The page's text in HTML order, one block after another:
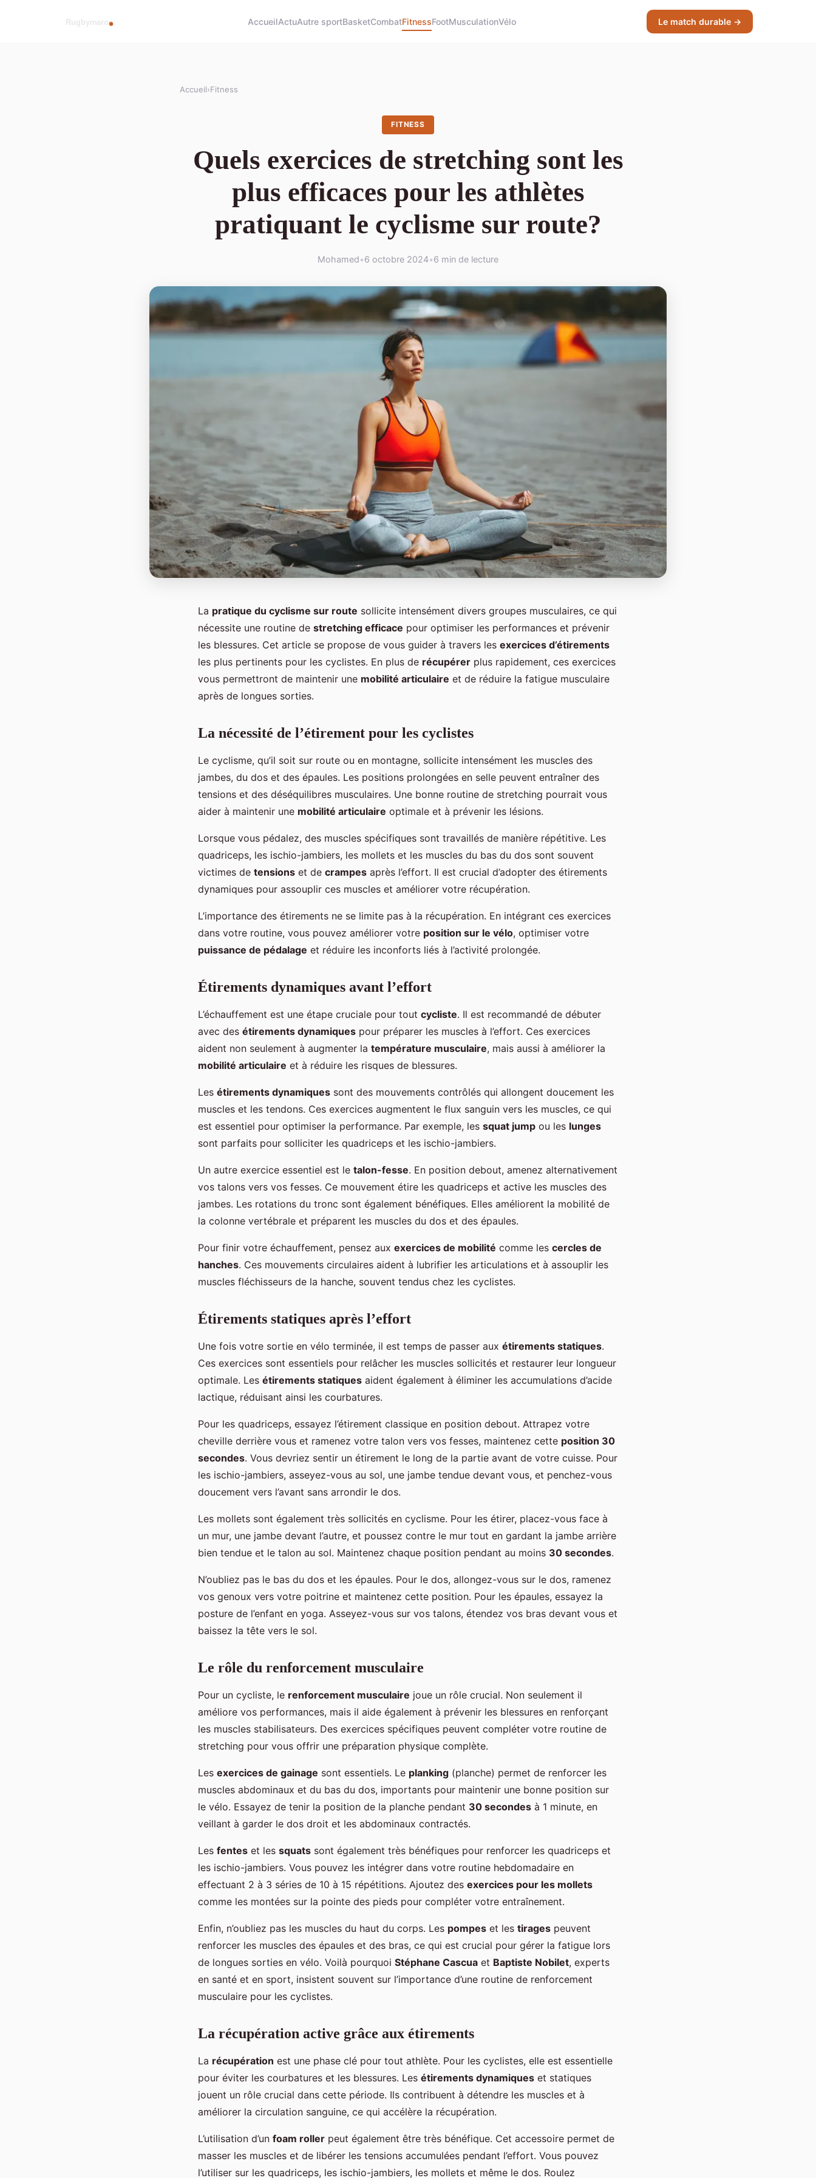
AccueilActuAutre sportBasketCombatFitnessFootMusculationVélo Le match durable →
Accueil›Fitness
FITNESS
Quels exercices de stretching sont les
plus efficaces pour les athlètes
pratiquant le cyclisme sur route?
Mohamed•6 octobre 2024•6 min de lecture
La pratique du cyclisme sur route sollicite intensément divers groupes musculaires, ce qui
nécessite une routine de stretching efficace pour optimiser les performances et prévenir
les blessures. Cet article se propose de vous guider à travers les exercices d’étirements
les plus pertinents pour les cyclistes. En plus de récupérer plus rapidement, ces exercices
vous permettront de maintenir une mobilité articulaire et de réduire la fatigue musculaire
après de longues sorties.
La nécessité de l’étirement pour les cyclistes
Le cyclisme, qu’il soit sur route ou en montagne, sollicite intensément les muscles des
jambes, du dos et des épaules. Les positions prolongées en selle peuvent entraîner des
tensions et des déséquilibres musculaires. Une bonne routine de stretching pourrait vous
aider à maintenir une mobilité articulaire optimale et à prévenir les lésions.
Lorsque vous pédalez, des muscles spécifiques sont travaillés de manière répétitive. Les
quadriceps, les ischio-jambiers, les mollets et les muscles du bas du dos sont souvent
victimes de tensions et de crampes après l’effort. Il est crucial d’adopter des étirements
dynamiques pour assouplir ces muscles et améliorer votre récupération.
L’importance des étirements ne se limite pas à la récupération. En intégrant ces exercices
dans votre routine, vous pouvez améliorer votre position sur le vélo, optimiser votre
puissance de pédalage et réduire les inconforts liés à l’activité prolongée.
Étirements dynamiques avant l’effort
L’échauffement est une étape cruciale pour tout cycliste. Il est recommandé de débuter
avec des étirements dynamiques pour préparer les muscles à l’effort. Ces exercices
aident non seulement à augmenter la température musculaire, mais aussi à améliorer la
mobilité articulaire et à réduire les risques de blessures.
Les étirements dynamiques sont des mouvements contrôlés qui allongent doucement les
muscles et les tendons. Ces exercices augmentent le flux sanguin vers les muscles, ce qui
est essentiel pour optimiser la performance. Par exemple, les squat jump ou les lunges
sont parfaits pour solliciter les quadriceps et les ischio-jambiers.
Un autre exercice essentiel est le talon-fesse. En position debout, amenez alternativement
vos talons vers vos fesses. Ce mouvement étire les quadriceps et active les muscles des
jambes. Les rotations du tronc sont également bénéfiques. Elles améliorent la mobilité de
la colonne vertébrale et préparent les muscles du dos et des épaules.
Pour finir votre échauffement, pensez aux exercices de mobilité comme les cercles de
hanches. Ces mouvements circulaires aident à lubrifier les articulations et à assouplir les
muscles fléchisseurs de la hanche, souvent tendus chez les cyclistes.
Étirements statiques après l’effort
Une fois votre sortie en vélo terminée, il est temps de passer aux étirements statiques.
Ces exercices sont essentiels pour relâcher les muscles sollicités et restaurer leur longueur
optimale. Les étirements statiques aident également à éliminer les accumulations d’acide
lactique, réduisant ainsi les courbatures.
Pour les quadriceps, essayez l’étirement classique en position debout. Attrapez votre
cheville derrière vous et ramenez votre talon vers vos fesses, maintenez cette position 30
secondes. Vous devriez sentir un étirement le long de la partie avant de votre cuisse. Pour
les ischio-jambiers, asseyez-vous au sol, une jambe tendue devant vous, et penchez-vous
doucement vers l’avant sans arrondir le dos.
Les mollets sont également très sollicités en cyclisme. Pour les étirer, placez-vous face à
un mur, une jambe devant l’autre, et poussez contre le mur tout en gardant la jambe arrière
bien tendue et le talon au sol. Maintenez chaque position pendant au moins 30 secondes.
N’oubliez pas le bas du dos et les épaules. Pour le dos, allongez-vous sur le dos, ramenez
vos genoux vers votre poitrine et maintenez cette position. Pour les épaules, essayez la
posture de l’enfant en yoga. Asseyez-vous sur vos talons, étendez vos bras devant vous et
baissez la tête vers le sol.
Le rôle du renforcement musculaire
Pour un cycliste, le renforcement musculaire joue un rôle crucial. Non seulement il
améliore vos performances, mais il aide également à prévenir les blessures en renforçant
les muscles stabilisateurs. Des exercices spécifiques peuvent compléter votre routine de
stretching pour vous offrir une préparation physique complète.
Les exercices de gainage sont essentiels. Le planking (planche) permet de renforcer les
muscles abdominaux et du bas du dos, importants pour maintenir une bonne position sur
le vélo. Essayez de tenir la position de la planche pendant 30 secondes à 1 minute, en
veillant à garder le dos droit et les abdominaux contractés.
Les fentes et les squats sont également très bénéfiques pour renforcer les quadriceps et
les ischio-jambiers. Vous pouvez les intégrer dans votre routine hebdomadaire en
effectuant 2 à 3 séries de 10 à 15 répétitions. Ajoutez des exercices pour les mollets
comme les montées sur la pointe des pieds pour compléter votre entraînement.
Enfin, n’oubliez pas les muscles du haut du corps. Les pompes et les tirages peuvent
renforcer les muscles des épaules et des bras, ce qui est crucial pour gérer la fatigue lors
de longues sorties en vélo. Voilà pourquoi Stéphane Cascua et Baptiste Nobilet, experts
en santé et en sport, insistent souvent sur l’importance d’une routine de renforcement
musculaire pour les cyclistes.
La récupération active grâce aux étirements
La récupération est une phase clé pour tout athlète. Pour les cyclistes, elle est essentielle
pour éviter les courbatures et les blessures. Les étirements dynamiques et statiques
jouent un rôle crucial dans cette période. Ils contribuent à détendre les muscles et à
améliorer la circulation sanguine, ce qui accélère la récupération.
L’utilisation d’un foam roller peut également être très bénéfique. Cet accessoire permet de
masser les muscles et de libérer les tensions accumulées pendant l’effort. Vous pouvez
l’utiliser sur les quadriceps, les ischio-jambiers, les mollets et même le dos. Roulez